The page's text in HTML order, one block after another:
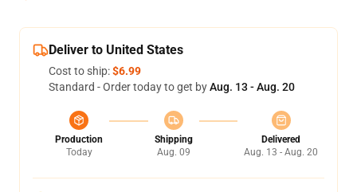
Deliver to United States
Cost to ship:$6.99
Standard - Order today to get byAug. 13 - Aug. 20
Production
Today
Shipping
Aug. 09
Delivered
Aug. 13 - Aug. 20